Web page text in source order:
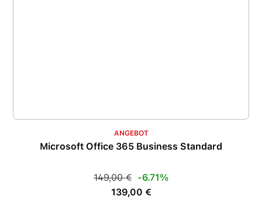
ANGEBOT
Microsoft Office 365 Business Standard
Verkaufspreis:
Regulärer Preis:
149,00 € -6.71%
139,00 €